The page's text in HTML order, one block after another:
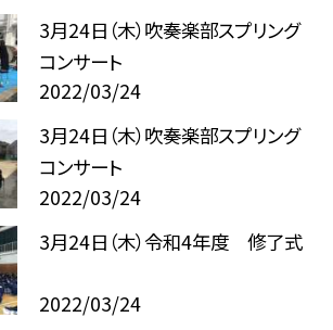
3月24日（木）吹奏楽部スプリング
コンサート
2022/03/24
3月24日（木）吹奏楽部スプリング
コンサート
2022/03/24
3月24日（木）令和4年度 修了式
2022/03/24